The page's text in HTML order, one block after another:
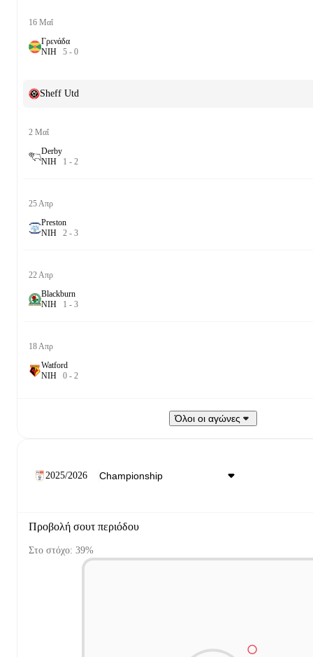
16 Μαΐ
Γρενάδα
ΝΙΗ 5 - 0
Sheff Utd
2 Μαΐ
Derby
ΝΙΗ 1 - 2
25 Απρ
Preston
ΝΙΗ 2 - 3
22 Απρ
Blackburn
ΝΙΗ 1 - 3
18 Απρ
Watford
ΝΙΗ 0 - 2
Όλοι οι αγώνες
2025/2026
Προβολή σουτ περιόδου
Στο στόχο: 39%